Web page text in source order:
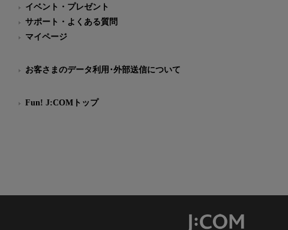
イベント・プレゼント
サポート・よくある質問
マイページ
お客さまのデータ利用･外部送信について
Fun! J:COMトップ